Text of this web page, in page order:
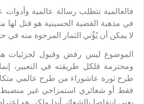
فالعالمية تتطلب رسالة عالمية وأدوات
في مذهبة القضية الحسينية هو قتل لها
لا يمكن أن يُؤْتي الثمار المرجوة منه في
الموضوع ليس رفض وقبول لجزئيات
ومحترمة فلكل طريقته في التعبير،
طرح ثورة عاشوراء من طرح عالمي
فقط أو شعائري استمزاجي غير منضبط
يعني انتقاصا بالشعائر أبدا ولكن هو